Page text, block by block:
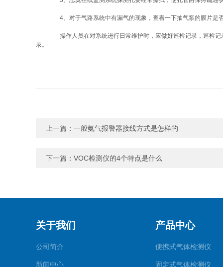
4、对于气路系统中有漏气的现象，查看一下抽气泵的膜片是
操作人员在对系统进行日常维护时，应做好巡检记录，巡检记
录。
上一篇： 一般氨气报警器接线方式是怎样的
下一篇： VOC检测仪的4个特点是什么
关于我们
公司简介
新闻中心
产品中心
便携式气体检测仪
固定式气体检测仪